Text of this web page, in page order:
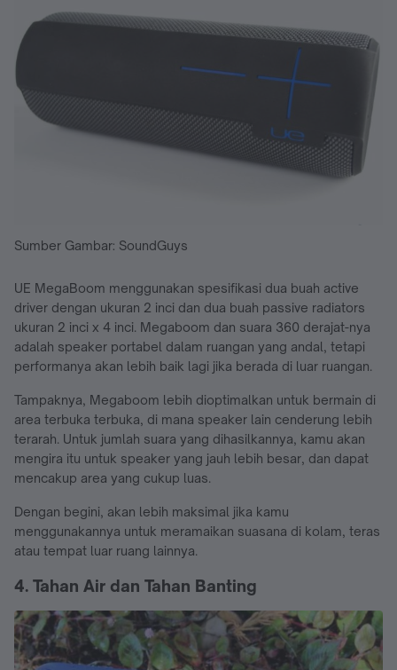
Sumber Gambar: SoundGuys
UE MegaBoom menggunakan spesifikasi dua buah active
driver dengan ukuran 2 inci dan dua buah passive radiators
ukuran 2 inci x 4 inci. Megaboom dan suara 360 derajat-nya
adalah speaker portabel dalam ruangan yang andal, tetapi
performanya akan lebih baik lagi jika berada di luar ruangan.
Tampaknya, Megaboom lebih dioptimalkan untuk bermain di
area terbuka terbuka, di mana speaker lain cenderung lebih
terarah. Untuk jumlah suara yang dihasilkannya, kamu akan
mengira itu untuk speaker yang jauh lebih besar, dan dapat
mencakup area yang cukup luas.
Dengan begini, akan lebih maksimal jika kamu
menggunakannya untuk meramaikan suasana di kolam, teras
atau tempat luar ruang lainnya.
4. Tahan Air dan Tahan Banting